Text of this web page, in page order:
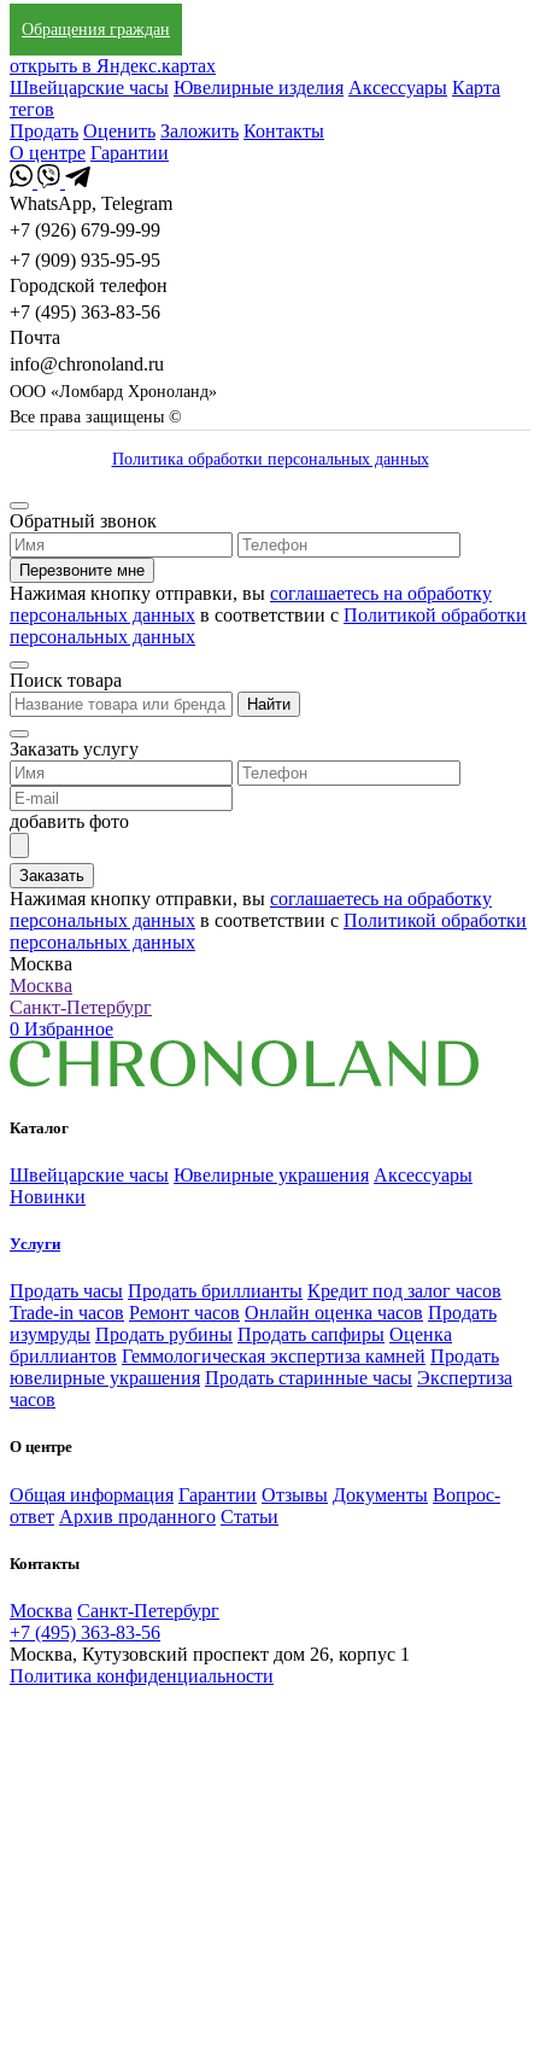
Обращения граждан
открыть в Яндекс.картах
Швейцарские часы Ювелирные изделия Аксессуары Карта
тегов
Продать Оценить Заложить Контакты
О центре Гарантии
WhatsApp, Telegram
+7 (926) 679-99-99
+7 (909) 935-95-95
Городской телефон
+7 (495) 363-83-56
Почта
info@chronoland.ru
ООО «Ломбард Хроноланд»
Все права защищены ©
Политика обработки персональных данных
Обратный звонок
Перезвоните мне
Нажимая кнопку отправки, вы соглашаетесь на обработку
персональных данных в соответствии с Политикой обработки
персональных данных
Поиск товара
Найти
Заказать услугу
добавить фото
Заказать
Нажимая кнопку отправки, вы соглашаетесь на обработку
персональных данных в соответствии с Политикой обработки
персональных данных
Москва
Москва
Санкт-Петербург
0 Избранное
Каталог
Швейцарские часы Ювелирные украшения Аксессуары
Новинки
Услуги
Продать часы Продать бриллианты Кредит под залог часов
Trade-in часов Ремонт часов Онлайн оценка часов Продать
изумруды Продать рубины Продать сапфиры Оценка
бриллиантов Геммологическая экспертиза камней Продать
ювелирные украшения Продать старинные часы Экспертиза
часов
О центре
Общая информация Гарантии Отзывы Документы Вопрос-
ответ Архив проданного Статьи
Контакты
Москва Санкт-Петербург
+7 (495) 363-83-56
Москва, Кутузовский проспект дом 26, корпус 1
Политика конфиденциальности